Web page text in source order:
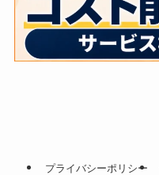
プライバシーポリシー